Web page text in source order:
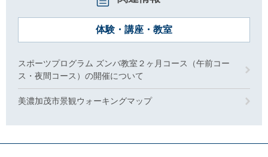
体験・講座・教室
スポーツプログラム ズンバ教室２ヶ月コース（午前コー
ス・夜間コース）の開催について
美濃加茂市景観ウォーキングマップ